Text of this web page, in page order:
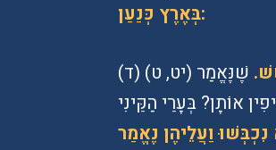
בְּאֶרֶץ כְּנַעַן:
(ד) שֶׁנֶּאֱמַר (יט, ט)
אוֹתָן? בְּעָרֵי הַקֵּינִי
נִכְבְּשׁוּ וַעֲלֵיהֶן נֶאֱמַר